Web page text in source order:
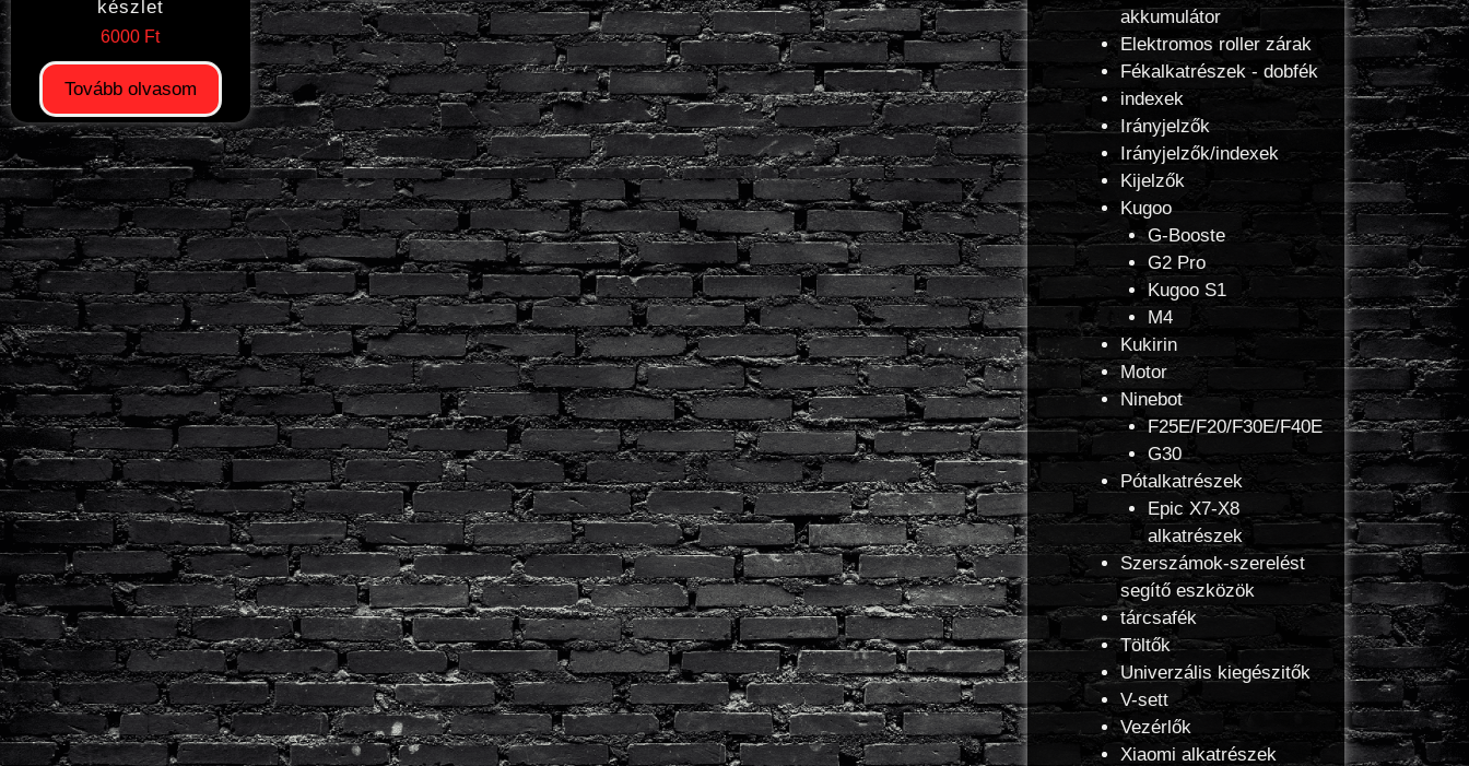
készlet
6000 Ft
Tovább olvasom
akkumulátor
Elektromos roller zárak
Fékalkatrészek - dobfék
indexek
Irányjelzők
Irányjelzők/indexek
Kijelzők
Kugoo
G-Booste
G2 Pro
Kugoo S1
M4
Kukirin
Motor
Ninebot
F25E/F20/F30E/F40E
G30
Pótalkatrészek
Epic X7-X8
alkatrészek
Szerszámok-szerelést
segítő eszközök
tárcsafék
Töltők
Univerzális kiegészitők
V-sett
Vezérlők
Xiaomi alkatrészek